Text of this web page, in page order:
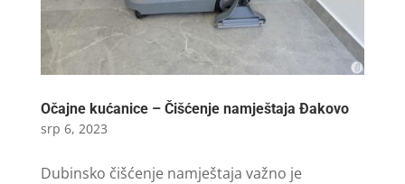
Očajne kućanice – Čišćenje namještaja Đakovo
srp 6, 2023
Dubinsko čišćenje namještaja važno je